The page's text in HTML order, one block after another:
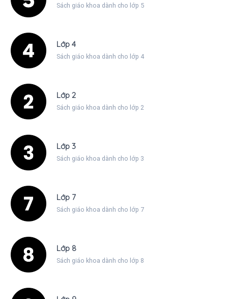
Sách giáo khoa dành cho lớp 5
Lớp 4
Sách giáo khoa dành cho lớp 4
Lớp 2
Sách giáo khoa dành cho lớp 2
Lớp 3
Sách giáo khoa dành cho lớp 3
Lớp 7
Sách giáo khoa dành cho lớp 7
Lớp 8
Sách giáo khoa dành cho lớp 8